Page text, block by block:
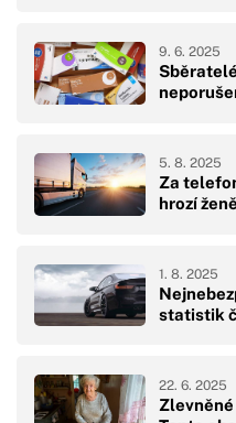
9. 6. 2025
Za
hrozí
5. 8. 2025
statistik
1. 8. 2025
22. 6. 2025